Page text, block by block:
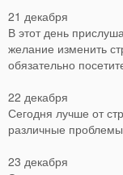
21 декабря
В этот день
желание изменить
обязательно
22 декабря
Сегодня лучше от
различные
23 декабря